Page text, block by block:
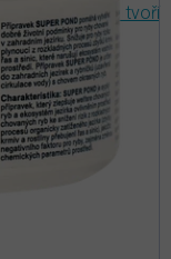
Proč se tvoří